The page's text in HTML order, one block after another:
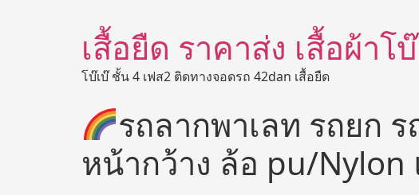
เสื้อยืด ราคาส่ง เสื้อผ้า
โบ๊เบ๊ ชั้น 4 เฟส2 ติดทางจอดรถ 42dan เสื้อยืด
รถลากพาเลท รถยก
หน้ากว้าง ล้อ pu/Nylon